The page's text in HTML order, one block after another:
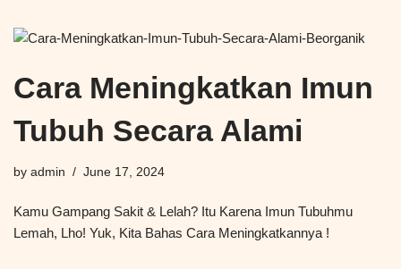
Cara Meningkatkan Imun
Tubuh Secara Alami
by admin June 17, 2024
Kamu Gampang Sakit & Lelah? Itu Karena Imun Tubuhmu
Lemah, Lho! Yuk, Kita Bahas Cara Meningkatkannya !